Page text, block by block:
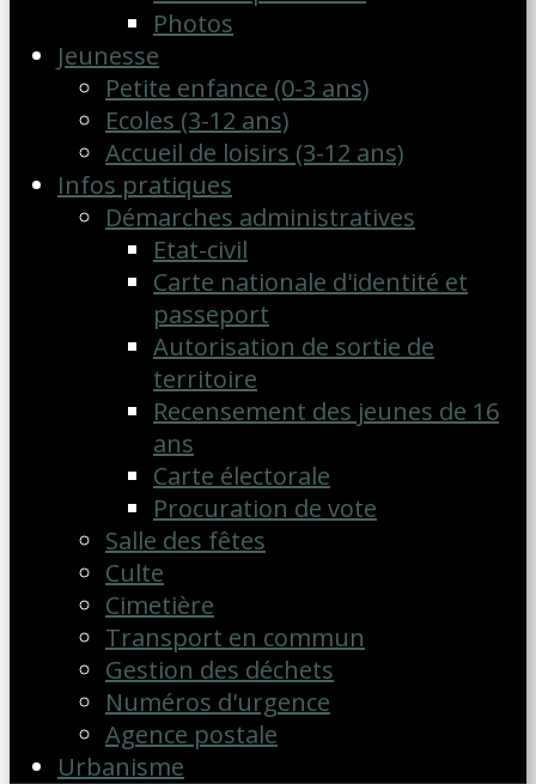
Photos
Jeunesse
Petite enfance (0-3 ans)
Ecoles (3-12 ans)
Accueil de loisirs (3-12 ans)
Infos pratiques
Démarches administratives
Etat-civil
Carte nationale d'identité et
passeport
Autorisation de sortie de
territoire
Recensement des jeunes de 16
ans
Carte électorale
Procuration de vote
Salle des fêtes
Culte
Cimetière
Transport en commun
Gestion des déchets
Numéros d'urgence
Agence postale
Urbanisme